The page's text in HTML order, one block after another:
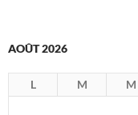
AOÛT 2026
L M M